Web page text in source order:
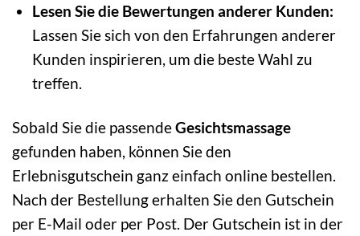
Lesen Sie die Bewertungen anderer Kunden:
Lassen Sie sich von den Erfahrungen anderer
Kunden inspirieren, um die beste Wahl zu
treffen.
Sobald Sie die passendeGesichtsmassage
gefunden haben, können Sie den
Erlebnisgutschein ganz einfach online bestellen.
Nach der Bestellung erhalten Sie den Gutschein
per E-Mail oder per Post. Der Gutschein ist in der